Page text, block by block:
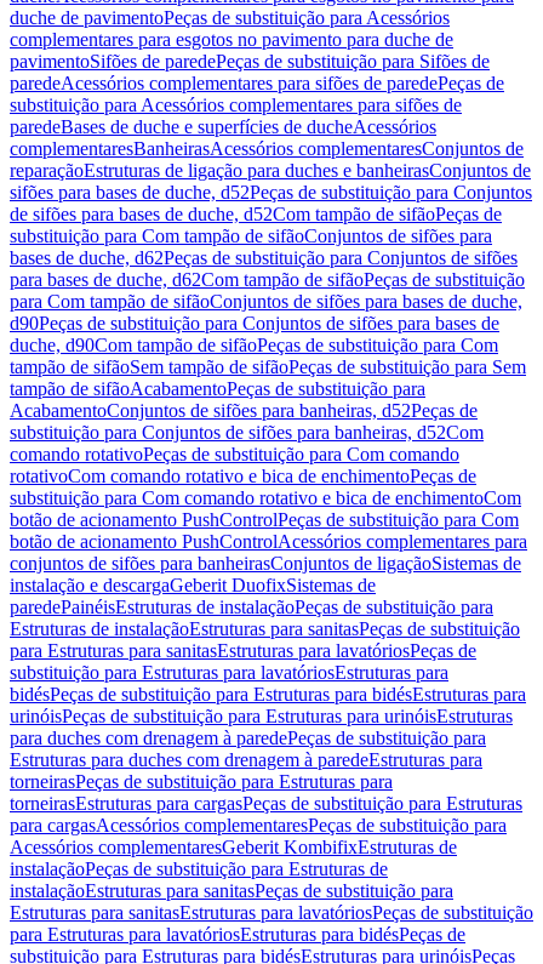
duche de pavimentoPeças de substituição para Acessórios
complementares para esgotos no pavimento para duche de
pavimentoSifões de paredePeças de substituição para Sifões de
paredeAcessórios complementares para sifões de paredePeças de
substituição para Acessórios complementares para sifões de
paredeBases de duche e superfícies de ducheAcessórios
complementaresBanheirasAcessórios complementaresConjuntos de
reparaçãoEstruturas de ligação para duches e banheirasConjuntos de
sifões para bases de duche, d52Peças de substituição para Conjuntos
de sifões para bases de duche, d52Com tampão de sifãoPeças de
substituição para Com tampão de sifãoConjuntos de sifões para
bases de duche, d62Peças de substituição para Conjuntos de sifões
para bases de duche, d62Com tampão de sifãoPeças de substituição
para Com tampão de sifãoConjuntos de sifões para bases de duche,
d90Peças de substituição para Conjuntos de sifões para bases de
duche, d90Com tampão de sifãoPeças de substituição para Com
tampão de sifãoSem tampão de sifãoPeças de substituição para Sem
tampão de sifãoAcabamentoPeças de substituição para
AcabamentoConjuntos de sifões para banheiras, d52Peças de
substituição para Conjuntos de sifões para banheiras, d52Com
comando rotativoPeças de substituição para Com comando
rotativoCom comando rotativo e bica de enchimentoPeças de
substituição para Com comando rotativo e bica de enchimentoCom
botão de acionamento PushControlPeças de substituição para Com
botão de acionamento PushControlAcessórios complementares para
conjuntos de sifões para banheirasConjuntos de ligaçãoSistemas de
instalação e descargaGeberit DuofixSistemas de
paredePainéisEstruturas de instalaçãoPeças de substituição para
Estruturas de instalaçãoEstruturas para sanitasPeças de substituição
para Estruturas para sanitasEstruturas para lavatóriosPeças de
substituição para Estruturas para lavatóriosEstruturas para
bidésPeças de substituição para Estruturas para bidésEstruturas para
urinóisPeças de substituição para Estruturas para urinóisEstruturas
para duches com drenagem à paredePeças de substituição para
Estruturas para duches com drenagem à paredeEstruturas para
torneirasPeças de substituição para Estruturas para
torneirasEstruturas para cargasPeças de substituição para Estruturas
para cargasAcessórios complementaresPeças de substituição para
Acessórios complementaresGeberit KombifixEstruturas de
instalaçãoPeças de substituição para Estruturas de
instalaçãoEstruturas para sanitasPeças de substituição para
Estruturas para sanitasEstruturas para lavatóriosPeças de substituição
para Estruturas para lavatóriosEstruturas para bidésPeças de
substituição para Estruturas para bidésEstruturas para urinóisPeças